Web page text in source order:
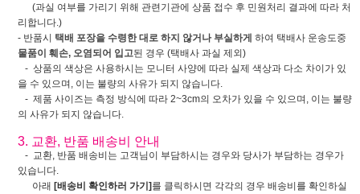
(과실 여부를 가리기 위해 관련기관에 상품 접수 후 민원처리 결과에 따라 처
리합니다.)
- 반품시 택배 포장을 수령한 대로 하지 않거나 부실하게 하여 택배사 운송도중
물품이 훼손, 오염되어 입고된 경우 (택배사 과실 제외)
- 상품의 색상은 사용하시는 모니터 사양에 따라 실제 색상과 다소 차이가 있
을 수 있으며, 이는 불량의 사유가 되지 않습니다.
- 제품 사이즈는 측정 방식에 따라 2~3cm의 오차가 있을 수 있으며, 이는 불량
의 사유가 되지 않습니다.
3. 교환, 반품 배송비 안내
- 교환, 반품 배송비는 고객님이 부담하시는 경우와 당사가 부담하는 경우가
있습니다.
아래 [배송비 확인하러 가기]를 클릭하시면 각각의 경우 배송비를 확인하실